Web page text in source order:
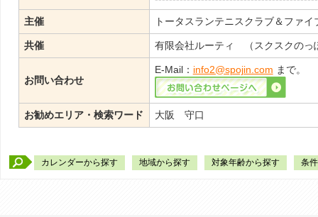
主催
トータスランテニスクラブ＆ファ
共催 有限会社ルーティ （スクスクのっ
お問い合わせ
E-Mail： info2@spojin.com まで。
お勧めエリア・検索ワード 大阪 守口
カレンダーから探す 地域から探す 対象年齢から探す 条